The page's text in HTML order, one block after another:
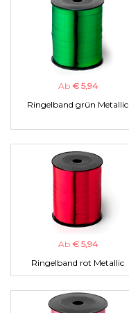
Ab € 5,94
Ringelband grün Metallic
Ab € 5,94
Ringelband rot Metallic